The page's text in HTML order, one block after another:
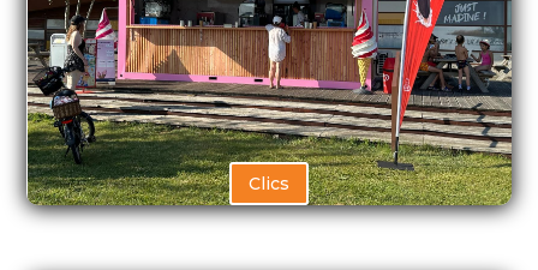
Clics